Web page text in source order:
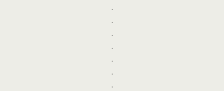
.
.
.
.
.
.
.